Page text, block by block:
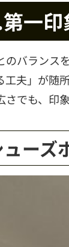
一
のバランス
工夫」が随
さでも、印
ューズ